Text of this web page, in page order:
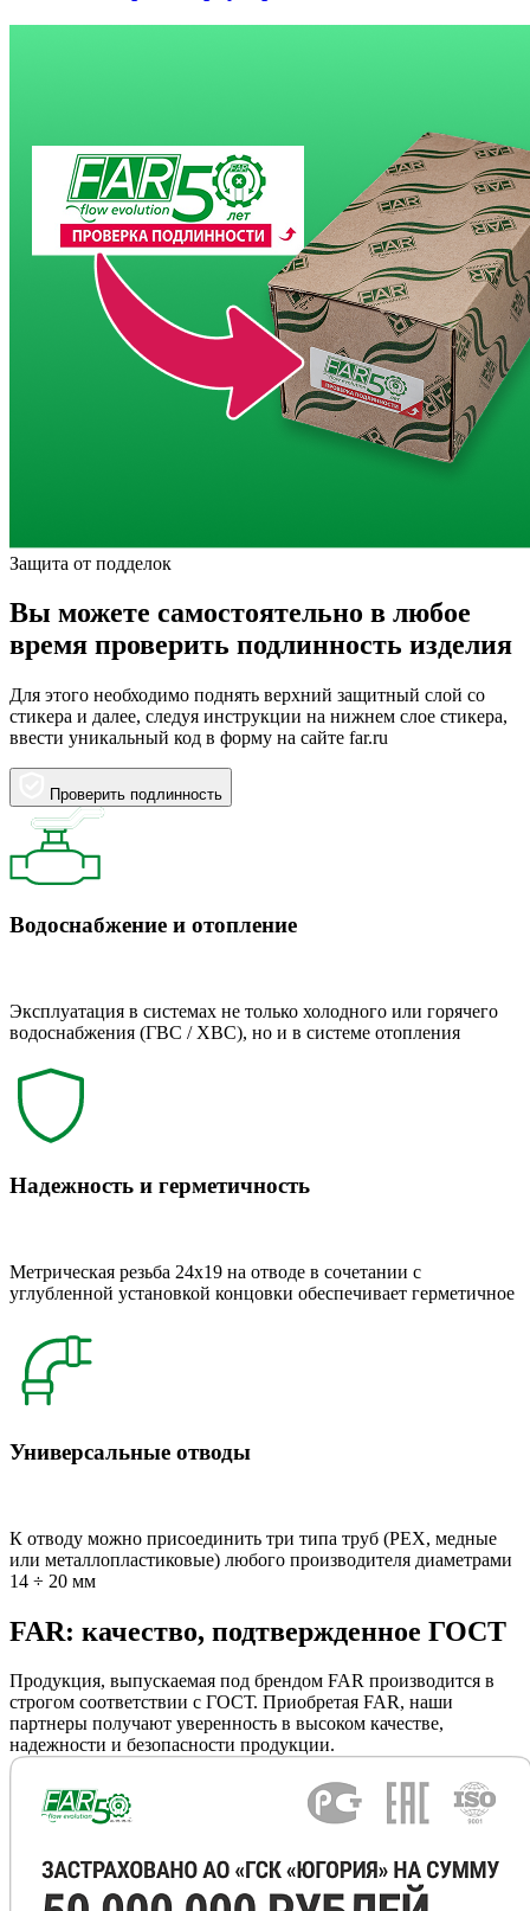
Защита от подделок
Вы можете самостоятельно в любое
время проверить подлинность изделия
Для этого необходимо поднять верхний защитный слой со
стикера и далее, следуя инструкции на нижнем слое стикера,
ввести уникальный код в форму на сайте far.ru
Проверить подлинность
Водоснабжение и отопление
Эксплуатация в системах не только холодного или горячего
водоснабжения (ГВС / ХВС), но и в системе отопления
Надежность и герметичность
Метрическая резьба 24x19 на отводе в сочетании с
углубленной установкой концовки обеспечивает герметичное
Универсальные отводы
К отводу можно присоединить три типа труб (РЕХ, медные
или металлопластиковые) любого производителя диаметрами
14 ÷ 20 мм
FAR: качество, подтвержденное ГОСТ
Продукция, выпускаемая под брендом FAR производится в
строгом соответствии с ГОСТ. Приобретая FAR, наши
партнеры получают уверенность в высоком качестве,
надежности и безопасности продукции.